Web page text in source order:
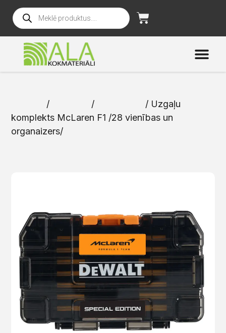
/ /
/ Uzgaļu
komplekts McLaren F1 /28 vienības un
organaizers/